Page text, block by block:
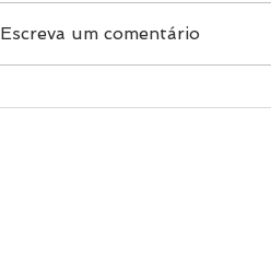
Escreva um comentário